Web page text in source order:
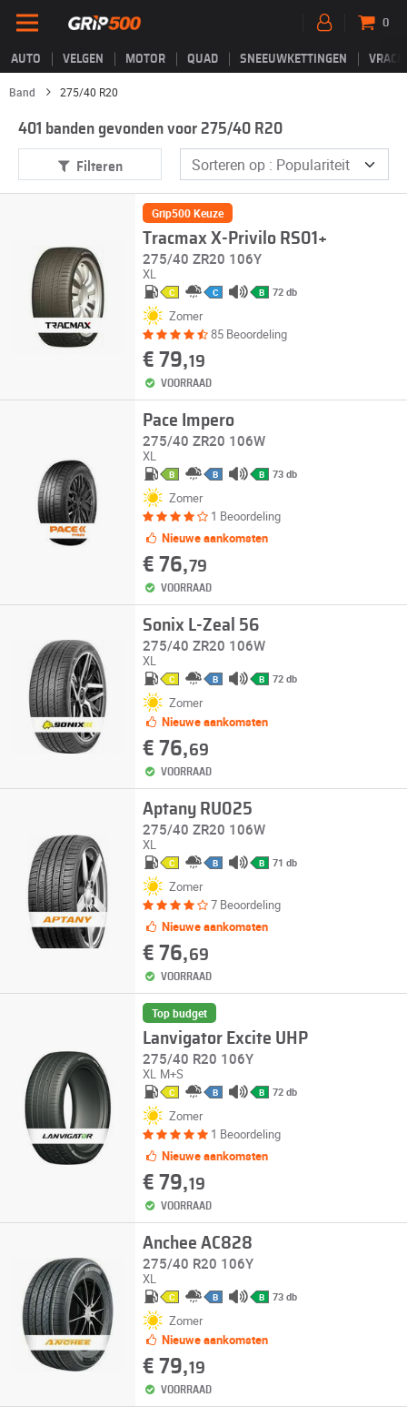
AUTO VELGEN MOTOR QUAD SNEEUWKETTINGEN
0
Band 275/40 R20
401 banden gevonden voor 275/40 R20
Filteren
Grip500 Keuze
Tracmax X-Privilo RS01+
275/40 ZR20 106Y
XL
C C B 72 db
Zomer
85 Beoordeling
€ 79,19
VOORRAAD
Pace Impero
275/40 ZR20 106W
XL
B B B 73 db
Zomer
1 Beoordeling
Nieuwe aankomsten
€ 76,79
VOORRAAD
Sonix L-Zeal 56
275/40 ZR20 106W
XL
C B B 72 db
Zomer
Nieuwe aankomsten
€ 76,69
VOORRAAD
Aptany RU025
275/40 ZR20 106W
XL
C B B 71 db
Zomer
7 Beoordeling
Nieuwe aankomsten
€ 76,69
VOORRAAD
Top budget
Lanvigator Excite UHP
275/40 R20 106Y
XL M+S
C B B 72 db
Zomer
1 Beoordeling
Nieuwe aankomsten
€ 79,19
VOORRAAD
Anchee AC828
275/40 R20 106Y
XL
C B B 73 db
Zomer
Nieuwe aankomsten
€ 79,19
VOORRAAD